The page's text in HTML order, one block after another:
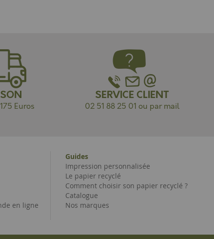
Euros
SERVICE CLIENT
02 51 88 25 01 ou par mail
en ligne
Guides
Impression personnalisée
Le papier recyclé
Comment choisir son papier recyclé ?
Catalogue
Nos marques